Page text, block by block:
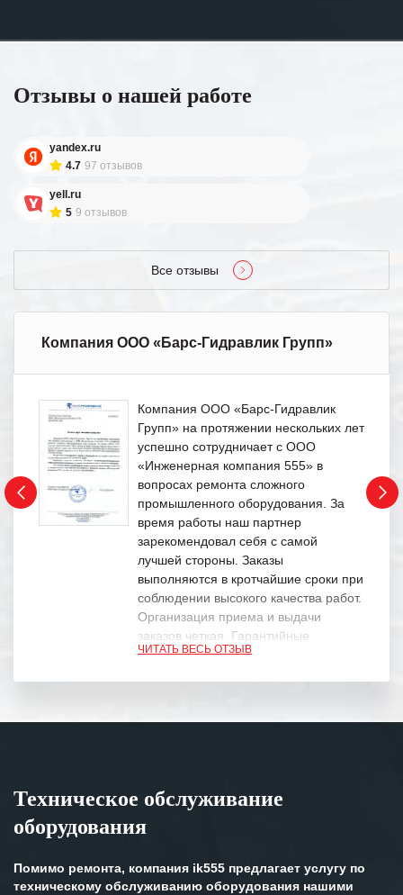
Отзывы о нашей работе
yandex.ru
4.7 97 отзывов
yell.ru
5 9 отзывов
Все отзывы
Компания ООО «Барс-Гидравлик Групп»
Компания ООО «Барс-Гидравлик
Групп» на протяжении нескольких лет
успешно сотрудничает с ООО
«Инженерная компания 555» в
вопросах ремонта сложного
промышленного оборудования. За
время работы наш партнер
зарекомендовал себя с самой
лучшей стороны. Заказы
выполняются в кротчайшие сроки при
соблюдении высокого качества работ.
Организация приема и выдачи
заказов четкая. Гарантийные
обязательства выполняются в
Особенно хочется отметить высокую
клиентоориентированность
готовность помочь в самых сложных
ЧИТАТЬ ВЕСЬ ОТЗЫВ
Техническое обслуживание
оборудования
Помимо ремонта, компания ik555 предлагает услугу по
техническому обслуживанию оборудования нашими